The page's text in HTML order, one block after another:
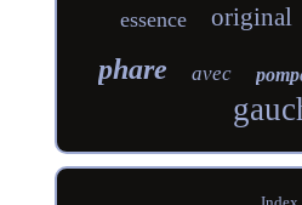
essence original
phare avec